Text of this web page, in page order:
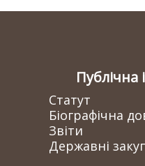
Публічна
Статут
Біографічна
Звіти
Державні